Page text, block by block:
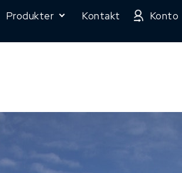
Produkter Kontakt Konto